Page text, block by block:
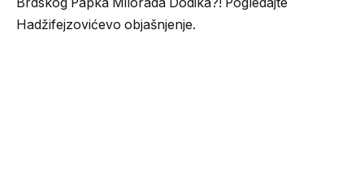
Hadžifejzovićevo objašnjenje.